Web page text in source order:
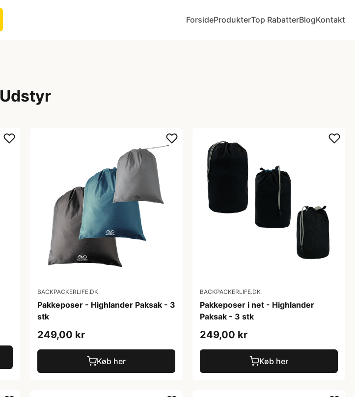
ForsideProdukterTop RabatterBlogKontakt
Udstyr
BACKPACKERLIFE.DK
Pakkeposer - Highlander Paksak - 3
stk
249,00 kr
Køb her
BACKPACKERLIFE.DK
Pakkeposer i net - Highlander
Paksak - 3 stk
249,00 kr
Køb her